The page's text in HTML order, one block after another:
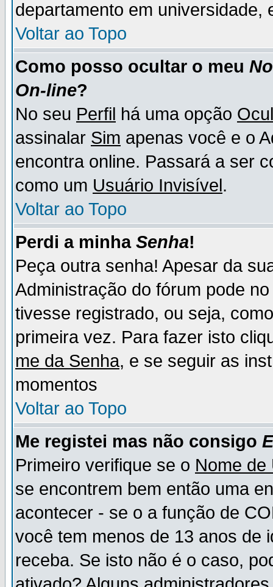
departamento em universidade,
Voltar ao Topo
Como posso ocultar o meu
On-line?
No seu Perfil há uma opção
assinalar Sim apenas você e o
encontra online. Passará a ser
como um Usuário Invisível.
Voltar ao Topo
Perdi a minha Senha!
Peça outra senha! Apesar da
Administração do fórum pode
tivesse registrado, ou seja,
primeira vez. Para fazer isto
me da Senha, e se seguir as
momentos
Voltar ao Topo
Me registei mas não consigo
Primeiro verifique se o Nome de
se encontrem bem então uma
acontecer - se o a função de
você tem menos de 13 anos de
receba. Se isto não é o caso,